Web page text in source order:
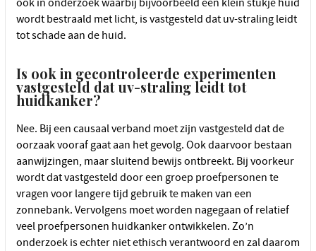
ook in onderzoek waarbij bijvoorbeeld een klein stukje huid
wordt bestraald met licht, is vastgesteld dat uv-straling leidt
tot schade aan de huid.
Is ook in gecontroleerde experimenten
vastgesteld dat uv-straling leidt tot
huidkanker?
Nee. Bij een causaal verband moet zijn vastgesteld dat de
oorzaak vooraf gaat aan het gevolg. Ook daarvoor bestaan
aanwijzingen, maar sluitend bewijs ontbreekt. Bij voorkeur
wordt dat vastgesteld door een groep proefpersonen te
vragen voor langere tijd gebruik te maken van een
zonnebank. Vervolgens moet worden nagegaan of relatief
veel proefpersonen huidkanker ontwikkelen. Zo’n
onderzoek is echter niet ethisch verantwoord en zal daarom